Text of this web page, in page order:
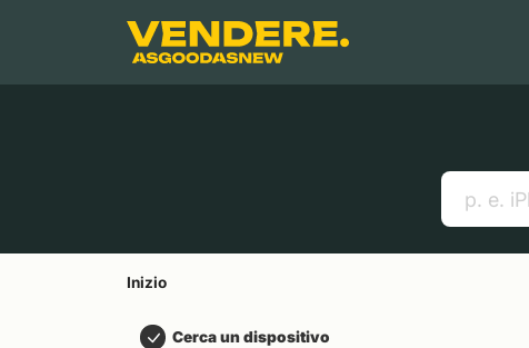
Contenuto principale
Inizio
Cerca un dispositivo